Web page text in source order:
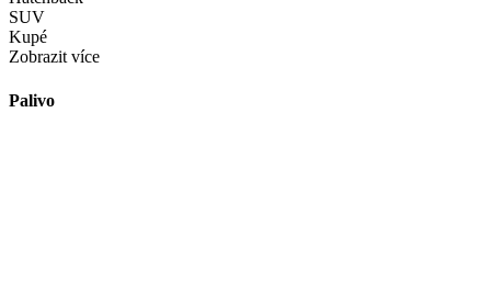
SUV
Kupé
Zobrazit více
Palivo